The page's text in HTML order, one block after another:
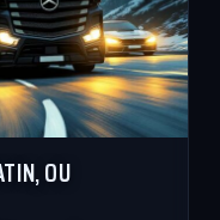
OU